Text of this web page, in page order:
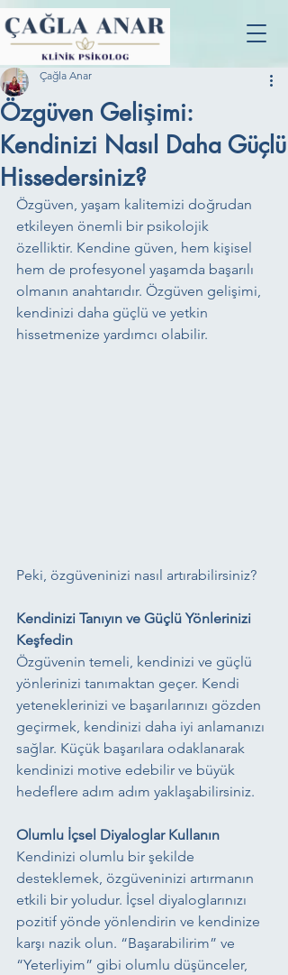
Özgüven Gelişimi:
Kendinizi Nasıl Daha Güçlü
Hissedersiniz?
Çağla Anar
Özgüven, yaşam kalitemizi doğrudan
etkileyen önemli bir psikolojik
özelliktir. Kendine güven, hem kişisel
hem de profesyonel yaşamda başarılı
olmanın anahtarıdır. Özgüven gelişimi,
kendinizi daha güçlü ve yetkin
hissetmenize yardımcı olabilir.
Peki, özgüveninizi nasıl artırabilirsiniz?
Kendinizi Tanıyın ve Güçlü Yönlerinizi
Keşfedin
Özgüvenin temeli, kendinizi ve güçlü
yönlerinizi tanımaktan geçer. Kendi
yeteneklerinizi ve başarılarınızı gözden
geçirmek, kendinizi daha iyi anlamanızı
sağlar. Küçük başarılara odaklanarak
kendinizi motive edebilir ve büyük
hedeflere adım adım yaklaşabilirsiniz.
Olumlu İçsel Diyaloglar Kullanın
Kendinizi olumlu bir şekilde
desteklemek, özgüveninizi artırmanın
etkili bir yoludur. İçsel diyaloglarınızı
pozitif yönde yönlendirin ve kendinize
karşı nazik olun. “Başarabilirim” ve
“Yeterliyim” gibi olumlu düşünceler,